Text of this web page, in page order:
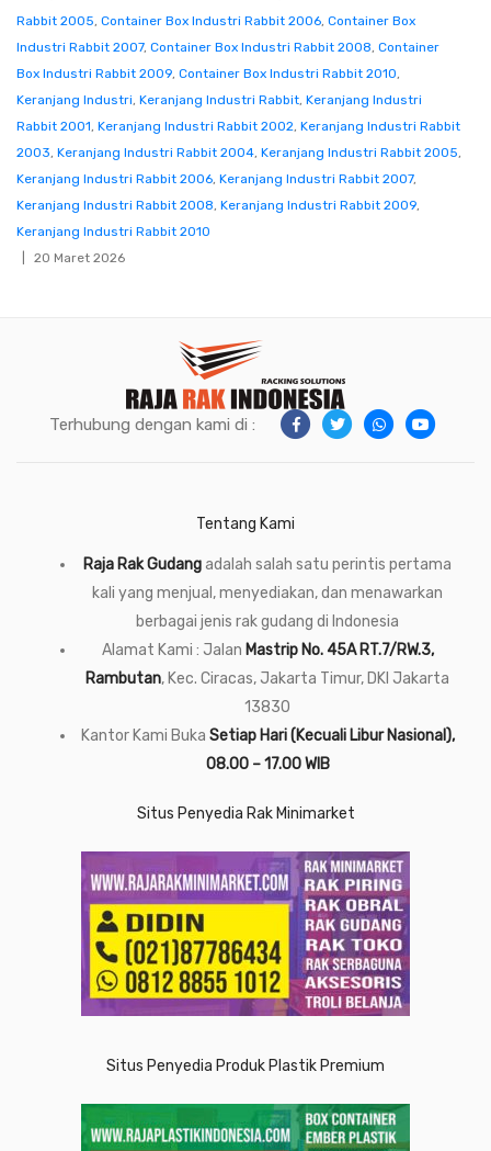
Rabbit 2005, Container Box Industri Rabbit 2006, Container Box
Industri Rabbit 2007, Container Box Industri Rabbit 2008, Container
Box Industri Rabbit 2009, Container Box Industri Rabbit 2010,
Keranjang Industri, Keranjang Industri Rabbit, Keranjang Industri
Rabbit 2001, Keranjang Industri Rabbit 2002, Keranjang Industri Rabbit
2003, Keranjang Industri Rabbit 2004, Keranjang Industri Rabbit 2005,
Keranjang Industri Rabbit 2006, Keranjang Industri Rabbit 2007,
Keranjang Industri Rabbit 2008, Keranjang Industri Rabbit 2009,
Keranjang Industri Rabbit 2010
20 Maret 2026
Terhubung dengan kami di :
Tentang Kami
Raja Rak Gudangadalah salah satu perintis pertama
kali yang menjual, menyediakan, dan menawarkan
berbagai jenis rak gudang di Indonesia
Alamat Kami : Jalan Mastrip No. 45A RT.7/RW.3,
Rambutan, Kec. Ciracas, Jakarta Timur, DKI Jakarta
13830
Kantor Kami Buka Setiap Hari (Kecuali Libur Nasional),
08.00 – 17.00 WIB
Situs Penyedia Rak Minimarket
Situs Penyedia Produk Plastik Premium